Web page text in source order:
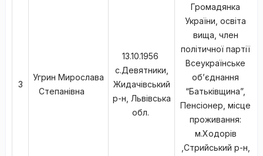
3
Угрин Мирослава
Степанівна
13.10.1956
с.Девятники,
Жидачівський
р-н, Львівська
обл.
Громадянка
України, освіта
вища, член
політичної партії
Всеукраїнське
об’єднання
“Батьківщина”,
Пенсіонер, місце
проживання:
м.Ходорів
,Стрийський р-н,